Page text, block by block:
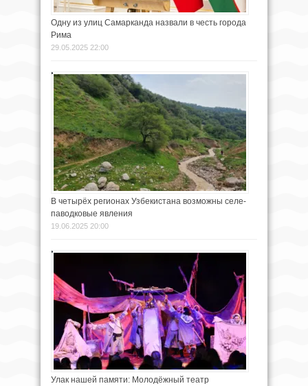
Одну из улиц Самарканда назвали в честь города
Рима
29.05.2025 22:00
В четырёх регионах Узбекистана возможны селе-
паводковые явления
19.06.2025 20:00
Улак нашей памяти: Молодёжный театр